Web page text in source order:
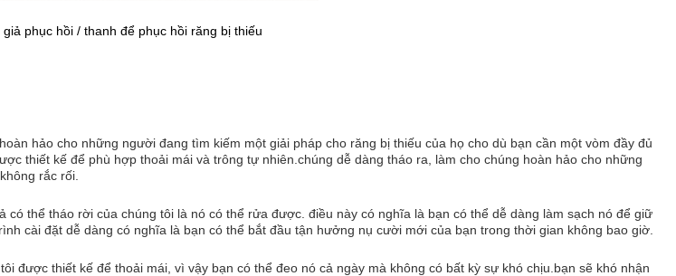
phục hồi / thanh để phục hồi răng bị thiếu
hảo cho những người đang tìm kiếm một giải pháp cho răng bị thiếu của họ cho dù bạn cần một vòm đầy đủ
thiết kế để phù hợp thoải mái và trông tự nhiên.chúng dễ dàng tháo ra, làm cho chúng hoàn hảo cho những
rắc rối.
có thể tháo rời của chúng tôi là nó có thể rửa được. điều này có nghĩa là bạn có thể dễ dàng làm sạch nó để giữ
cài đặt dễ dàng có nghĩa là bạn có thể bắt đầu tận hưởng nụ cười mới của bạn trong thời gian không bao giờ.
được thiết kế để thoải mái, vì vậy bạn có thể đeo nó cả ngày mà không có bất kỳ sự khó chịu.bạn sẽ khó nhận